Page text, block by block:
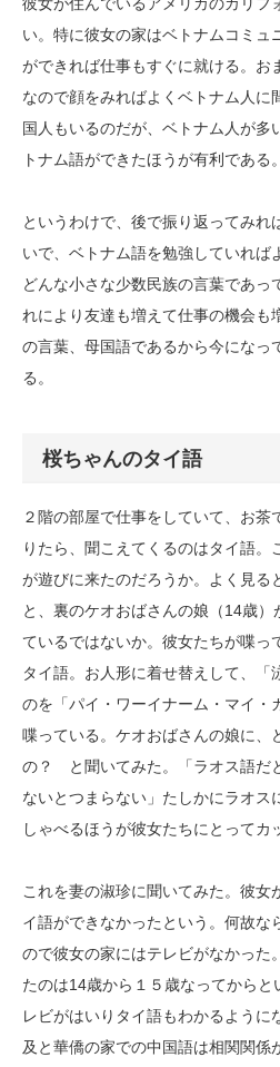
彼女が住んでいるアメリカのカリフ
い。特に彼女の家はベトナムコミュ
ができれば仕事もすぐに就ける。お
なので顔をみればよくベトナム人に
国人もいるのだが、ベトナム人が多
トナム語ができたほうが有利である。
というわけで、後で振り返ってみれ
いで、ベトナム語を勉強していれば
どんな小さな少数民族の言葉であっ
れにより友達も増えて仕事の機会も
の言葉、母国語であるから今になっ
る。
桜ちゃんのタイ語
２階の部屋で仕事をしていて、お
りたら、聞こえてくるのはタイ語。
が遊びに来たのだろうか。よく見る
と、裏のケオおばさんの娘（14歳
ているではないか。彼女たちが喋っ
タイ語。お人形に着せ替えして、「
のを「パイ・ワーイナーム・マイ・
喋っている。ケオおばさんの娘に、
の？ と聞いてみた。「ラオス語だ
ないとつまらない」たしかにラオス
しゃべるほうが彼女たちにとってカ
これを妻の淑珍に聞いてみた。彼女
イ語ができなかったという。何故な
ので彼女の家にはテレビがなかった
たのは14歳から１５歳なってから
レビがはいりタイ語もわかるように
及と華僑の家での中国語は相関関係